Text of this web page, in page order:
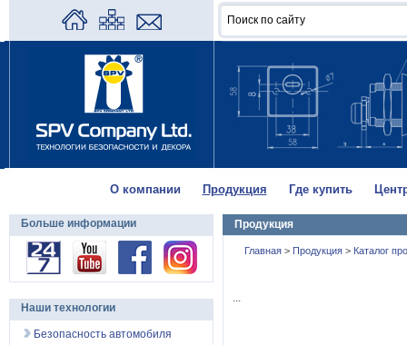
О компании Продукция Где купить
Продукция
Главная > Продукция > Каталог
...
Больше информации
Наши технологии
Безопасность автомобиля